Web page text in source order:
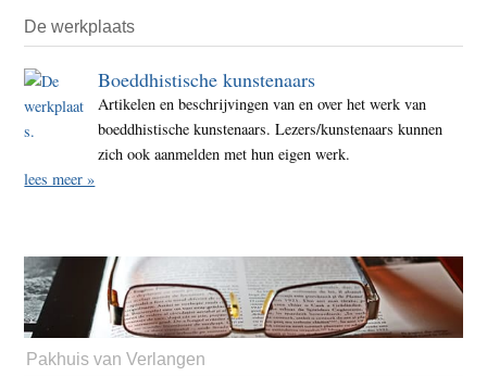
De werkplaats
Boeddhistische kunstenaars
Artikelen en beschrijvingen van en over het werk van
boeddhistische kunstenaars. Lezers/kunstenaars kunnen
zich ook aanmelden met hun eigen werk.
lees meer »
Pakhuis van Verlangen